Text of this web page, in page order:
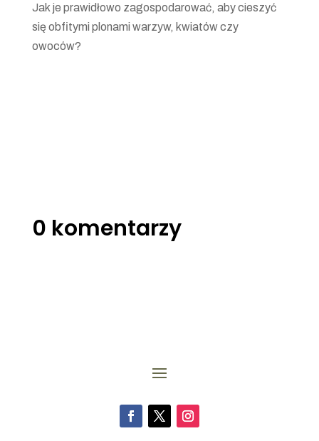
Jak je prawidłowo zagospodarować, aby cieszyć
się obfitymi plonami warzyw, kwiatów czy
owoców?
0 komentarzy